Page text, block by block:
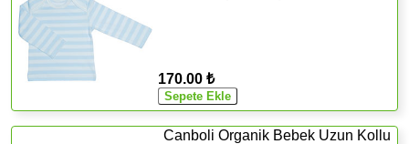
170.00 ₺
Canboli Organik Bebek Uzun Kollu